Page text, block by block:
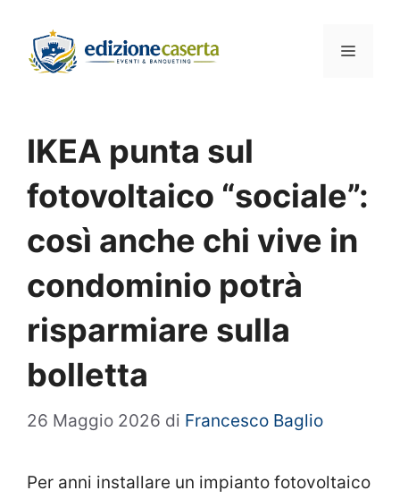
contenuto
Menu
IKEA punta sul
fotovoltaico “sociale”:
così anche chi vive in
condominio potrà
risparmiare sulla
bolletta
26 Maggio 2026 di Francesco Baglio
Per anni installare un impianto fotovoltaico